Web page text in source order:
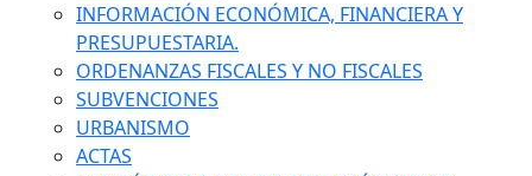
INFORMACIÓN ECONÓMICA, FINANCIERA Y
PRESUPUESTARIA.
ORDENANZAS FISCALES Y NO FISCALES
SUBVENCIONES
URBANISMO
ACTAS